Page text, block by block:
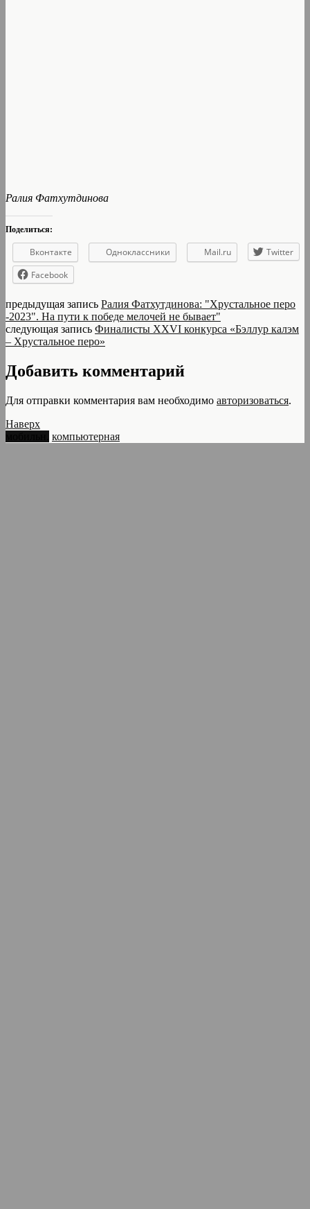
Ралия Фатхутдинова
Поделиться:
Вконтакте Одноклассники Mail.ru
Twitter
Facebook
предыдущая запись Ралия Фатхутдинова: "Хрустальное перо
-2023". На пути к победе мелочей не бывает"
следующая запись Финалисты ХXVI конкурса «Бэллур калэм
– Хрустальное перо»
Добавить комментарий
Для отправки комментария вам необходимо авторизоваться.
Наверх
компьютерная